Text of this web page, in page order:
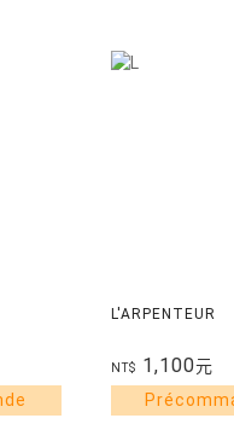
L'ARPENTEUR
NT$ 1,100元